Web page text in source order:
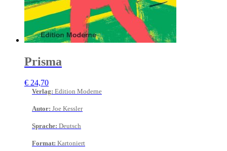
Prisma
€ 24,70
Verlag: Edition Moderne
Autor: Joe Kessler
Sprache: Deutsch
Format: Kartoniert